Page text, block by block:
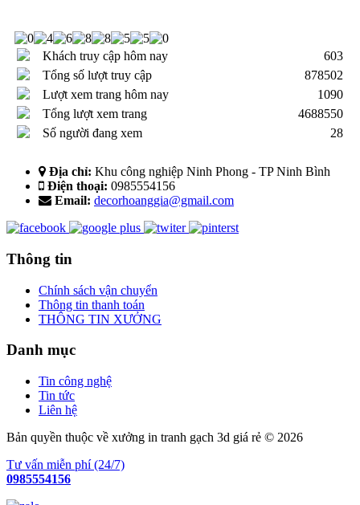
Khách truy cập hôm nay
603
Tổng số lượt truy cập
878502
Lượt xem trang hôm nay
1090
Tổng lượt xem trang
4688550
Số người đang xem
28
Địa chỉ: Khu công nghiệp Ninh Phong - TP Ninh Bình
Điện thoại: 0985554156
Email: decorhoanggia@gmail.com
Thông tin
Chính sách vận chuyển
Thông tin thanh toán
THÔNG TIN XƯỞNG
Danh mục
Tin công nghệ
Tin tức
Liên hệ
Bản quyền thuộc về xưởng in tranh gạch 3d giá rẻ © 2026
Tư vấn miễn phí (24/7)
0985554156